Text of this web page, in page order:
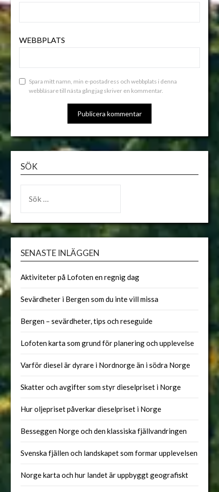
WEBBPLATS
Spara mitt namn, min e-postadress och webbplats i denna
webbläsare till nästa gång jag skriver en kommentar.
ALTERNATIVE:
SÖK
SENASTE INLÄGGEN
Aktiviteter på Lofoten en regnig dag
Sevärdheter i Bergen som du inte vill missa
Bergen – sevärdheter, tips och reseguide
Lofoten karta som grund för planering och upplevelse
Varför diesel är dyrare i Nordnorge än i södra Norge
Skatter och avgifter som styr dieselpriset i Norge
Hur oljepriset påverkar dieselpriset i Norge
Besseggen Norge och den klassiska fjällvandringen
Svenska fjällen och landskapet som formar upplevelsen
Norge karta och hur landet är uppbyggt geografiskt